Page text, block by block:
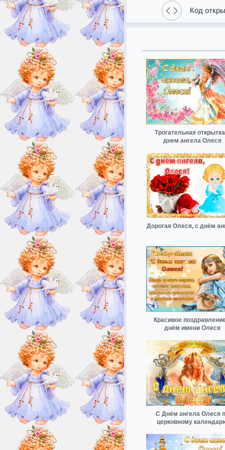
Код
Трогательная
днем ангела Олеся
Дорогая Олеся, с днём
Красивое
днём имени Олеся
С Днём ангела Олеся
церковному